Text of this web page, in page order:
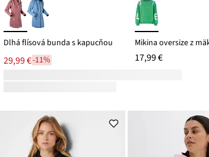
Dlhá flísová bunda s kapucňou
29,99 €-11% 17,99 €